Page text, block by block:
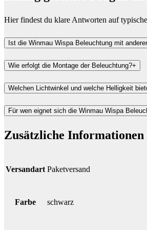
Hier findest du klare Antworten auf
Ist die Winmau Wispa Beleuchtung mit
Wie erfolgt die Montage der Beleuchtung?+
Welchen Lichtwinkel und welche Helligkeit
Für wen eignet sich die Winmau Wispa
Zusätzliche Informationen
Versandart Paketversand
Farbe schwarz